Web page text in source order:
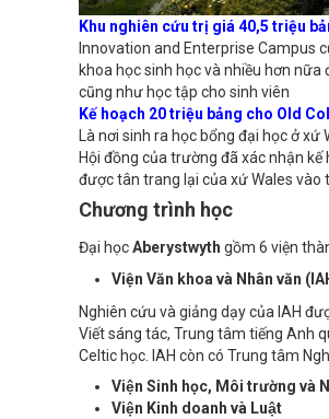
Khu nghiên cứu trị giá 40,5 triệu
Innovation and Enterprise Campus
khoa học sinh học và nhiều hơn
cũng như học tập cho sinh viên
Kế hoạch 20 triệu bảng cho Old
Là nơi sinh ra học bổng đại học ở xứ
Hội đồng của trường đã xác nhận
được tân trang lại của xứ Wales vào
Chương trình học
Đại họcAberystwyth gồm 6 viện
Viện Văn khoa và Nhân văn
Nghiên cứu và giảng dạy của IAH
Viết sáng tác, Trung tâm tiếng Anh
Celtic học. IAH còn có Trung tâm
Viện Sinh học, Môi trường và
Viện Kinh doanh và Luật